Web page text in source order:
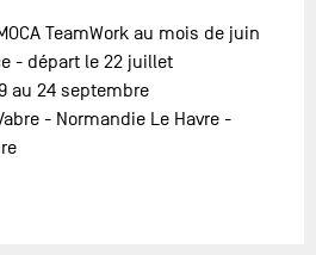
TeamWork au mois de juin
- départ le 22 juillet
au 24 septembre
- Normandie Le Havre -